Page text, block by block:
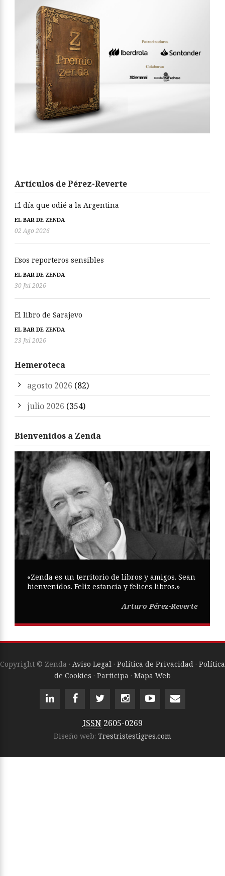
Artículos de Pérez-Reverte
El día que odié a la Argentina
EL BAR DE ZENDA
02 Ago 2026
Esos reporteros sensibles
EL BAR DE ZENDA
30 Jul 2026
El libro de Sarajevo
EL BAR DE ZENDA
23 Jul 2026
Hemeroteca
agosto 2026 (82)
julio 2026 (354)
Bienvenidos a Zenda
«Zenda es un territorio de libros y amigos. Sean
bienvenidos. Feliz estancia y felices libros.»
Arturo Pérez-Reverte
Copyright © Zenda · Aviso Legal · Política de Privacidad · Política
de Cookies · Participa · Mapa Web
ISSN 2605-0269
Diseño web: Trestristestigres.com